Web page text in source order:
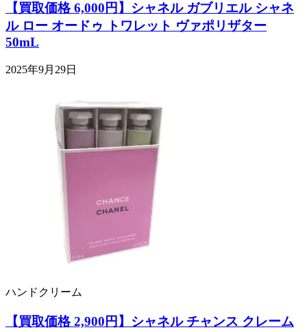
【買取価格 6,000円】シャネル ガブリエル シャネ
ル ロー オードゥ トワレット ヴァポリザター
50mL
2025年9月29日
ハンドクリーム
【買取価格 2,900円】シャネル チャンス クレーム